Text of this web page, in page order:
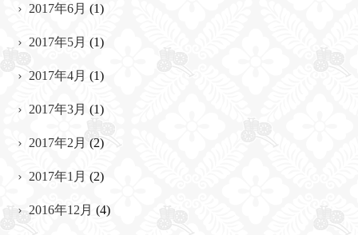
2017年6月 (1)
2017年5月 (1)
2017年4月 (1)
2017年3月 (1)
2017年2月 (2)
2017年1月 (2)
2016年12月 (4)